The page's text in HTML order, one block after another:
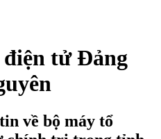
tử Đảng
về bộ máy tổ